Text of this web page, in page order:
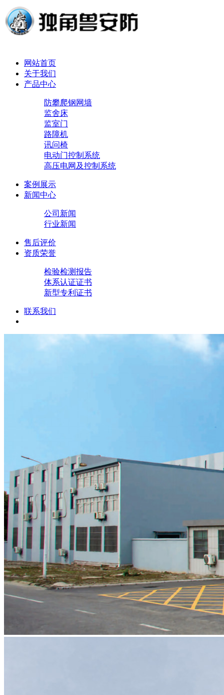
网站首页
关于我们
产品中心
防攀爬钢网墙
监舍床
监室门
路障机
讯问椅
电动门控制系统
高压电网及控制系统
案例展示
新闻中心
公司新闻
行业新闻
售后评价
资质荣誉
检验检测报告
体系认证证书
新型专利证书
联系我们